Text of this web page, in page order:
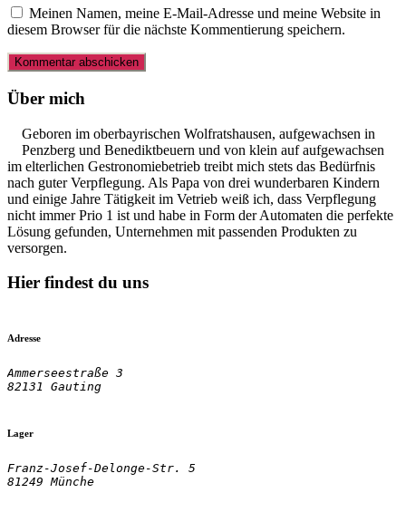
Meinen Namen, meine E-Mail-Adresse und meine Website in
diesem Browser für die nächste Kommentierung speichern.
Über mich
Geboren im oberbayrischen Wolfratshausen, aufgewachsen in
Penzberg und Benediktbeuern und von klein auf aufgewachsen
im elterlichen Gestronomiebetrieb treibt mich stets das Bedürfnis
nach guter Verpflegung. Als Papa von drei wunderbaren Kindern
und einige Jahre Tätigkeit im Vetrieb weiß ich, dass Verpflegung
nicht immer Prio 1 ist und habe in Form der Automaten die perfekte
Lösung gefunden, Unternehmen mit passenden Produkten zu
versorgen.
Hier findest du uns
Adresse
Ammerseestraße 3
82131 Gauting
Lager
Franz-Josef-Delonge-Str. 5
81249 Münche